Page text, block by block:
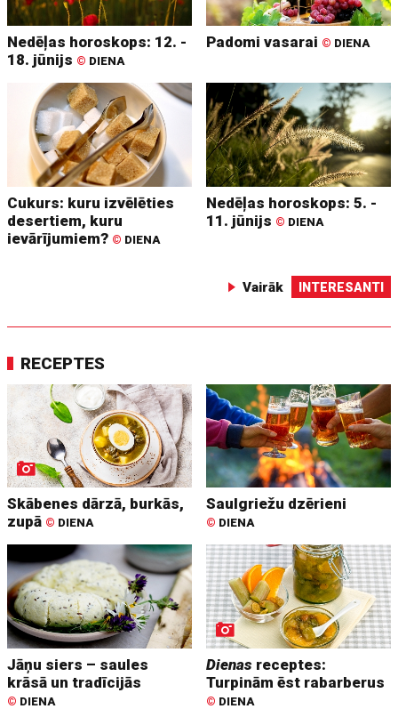
Nedēļas horoskops: 12. -
18. jūnijs © DIENA
Padomi vasarai © DIENA
Cukurs: kuru izvēlēties
desertiem, kuru
ievārījumiem? © DIENA
Nedēļas horoskops: 5. -
11. jūnijs © DIENA
Vairāk INTERESANTI
RECEPTES
Skābenes dārzā, burkās,
zupā © DIENA
Saulgriežu dzērieni
© DIENA
Jāņu siers – saules
krāsā un tradīcijās
© DIENA
Dienas receptes:
Turpinām ēst rabarberus
© DIENA